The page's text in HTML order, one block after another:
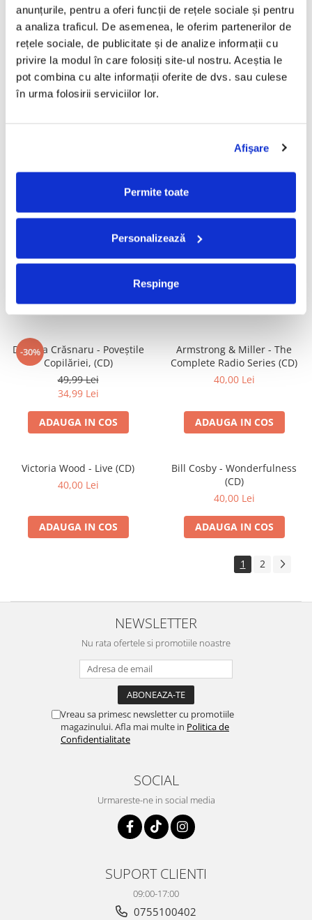
anunțurile, pentru a oferi funcții de rețele sociale și pentru
a analiza traficul. De asemenea, le oferim partenerilor de
rețele sociale, de publicitate și de analize informații cu
privire la modul în care folosiți site-ul nostru. Aceștia le
pot combina cu alte informații oferite de dvs. sau culese
în urma folosirii serviciilor lor.
Afişare
Permite toate
Personalizează
Respinge
Ion Creanga – Capra cu Trei
Iezi (+ Fata Babei si Fata
Mosneagului) (CD)
30,00 Lei
ADAUGA IN COS
Ion Creanga – Fata Babei si
Fata Mosneagului (+ Campan
Verde si Frumos) (CD)
30,00 Lei
ADAUGA IN COS
(Classic Carrott Vol 1) (CD)
30,00 Lei
Peter Kay - The Best Of Peter
Kay...So Far (CD)
30,00 Lei
ADAUGA IN COS
-30%
Diana Princess Of Wales 1961-
1997 - The BBC Recording Of
The Funeral Service , (CD)
49,99 Lei
ADAUGA IN COS
-30%
Daniela Crăsnaru - Poveștile
Copilăriei, (CD)
49,99 Lei
34,99 Lei
ADAUGA IN COS
Armstrong & Miller - The
Complete Radio Series (CD)
40,00 Lei
ADAUGA IN COS
Victoria Wood - Live (CD)
40,00 Lei
ADAUGA IN COS
Bill Cosby - Wonderfulness
(CD)
40,00 Lei
ADAUGA IN COS
1 2
NEWSLETTER
Nu rata ofertele si promotiile noastre
Vreau sa primesc newsletter cu promotiile
magazinului. Afla mai multe in Politica de
Confidentialitate
SOCIAL
Urmareste-ne in social media
SUPORT CLIENTI
09:00-17:00
0755100402